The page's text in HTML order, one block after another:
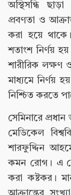
অস্থিসন্ধি
প্রবণতা ও
করা হয়ে
শতাংশ নির্ণয়
শারীরিক লক্ষণ ও
মাধ্যমে নির্ণয়
নিশ্চিত করতে
সেমিনারে
মেডিকেল
শারফুদ্দিন
কমন রোগ। এ
করা কষ্টকর।